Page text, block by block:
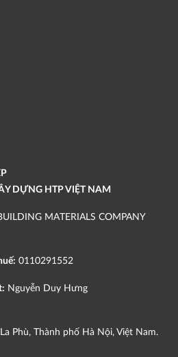
DỰNG HTP VIỆT NAM
MATERIALS COMPANY
0110291552
Nguyễn Duy Hưng
Phù, Thành phố Hà Nội, Việt Nam.